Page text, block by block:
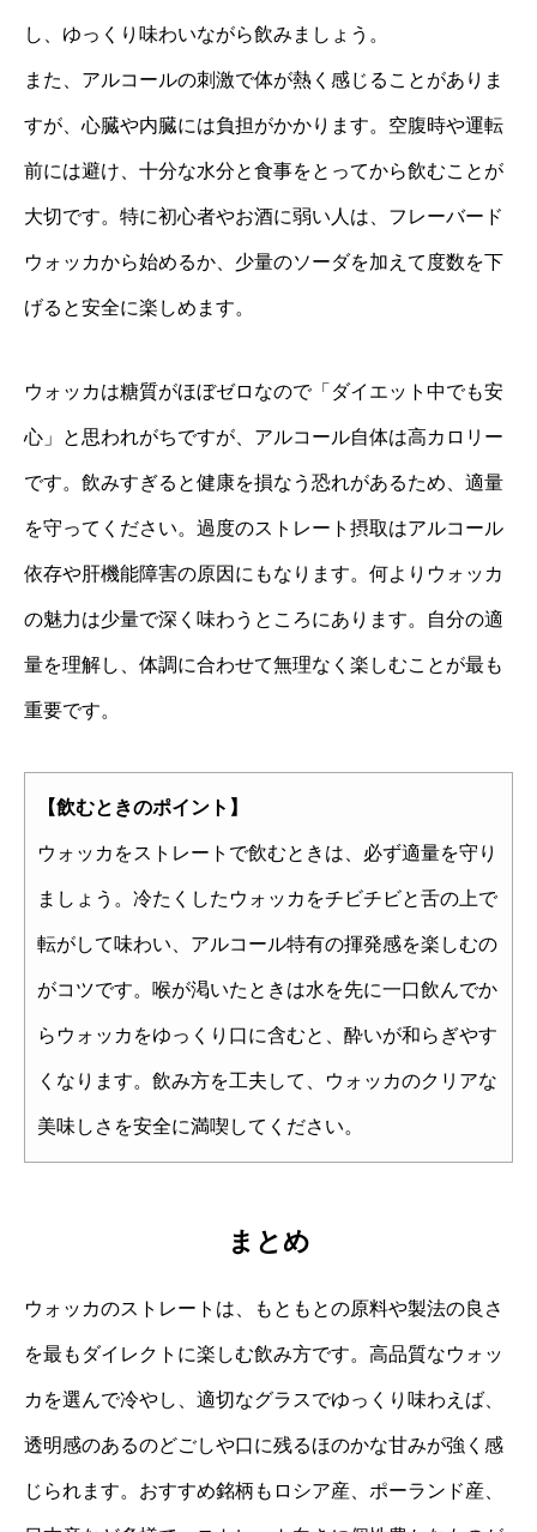
し、ゆっくり味わいながら飲みましょう。
また、アルコールの刺激で体が熱く感じることがありま
すが、心臓や内臓には負担がかかります。空腹時や運転
前には避け、十分な水分と食事をとってから飲むことが
大切です。特に初心者やお酒に弱い人は、フレーバード
ウォッカから始めるか、少量のソーダを加えて度数を下
げると安全に楽しめます。
ウォッカは糖質がほぼゼロなので「ダイエット中でも安
心」と思われがちですが、アルコール自体は高カロリー
です。飲みすぎると健康を損なう恐れがあるため、適量
を守ってください。過度のストレート摂取はアルコール
依存や肝機能障害の原因にもなります。何よりウォッカ
の魅力は少量で深く味わうところにあります。自分の適
量を理解し、体調に合わせて無理なく楽しむことが最も
重要です。
【飲むときのポイント】
ウォッカをストレートで飲むときは、必ず適量を守り
ましょう。冷たくしたウォッカをチビチビと舌の上で
転がして味わい、アルコール特有の揮発感を楽しむの
がコツです。喉が渇いたときは水を先に一口飲んでか
らウォッカをゆっくり口に含むと、酔いが和らぎやす
くなります。飲み方を工夫して、ウォッカのクリアな
美味しさを安全に満喫してください。
まとめ
ウォッカのストレートは、もともとの原料や製法の良さ
を最もダイレクトに楽しむ飲み方です。高品質なウォッ
カを選んで冷やし、適切なグラスでゆっくり味わえば、
透明感のあるのどごしや口に残るほのかな甘みが強く感
じられます。おすすめ銘柄もロシア産、ポーランド産、